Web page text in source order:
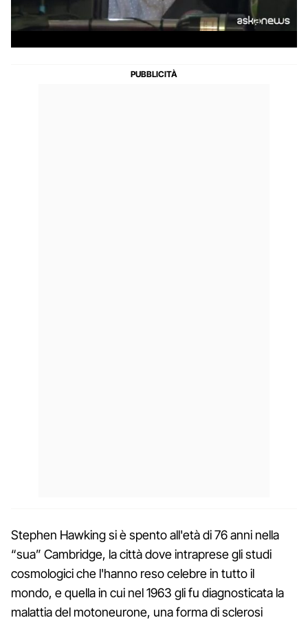
Stephen Hawking si è spento all'età di 76 anni nella
“sua” Cambridge, la città dove intraprese gli studi
cosmologici che l'hanno reso celebre in tutto il
mondo, e quella in cui nel 1963 gli fu diagnosticata la
malattia del motoneurone, una forma di sclerosi